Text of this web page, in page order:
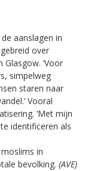
aanslagen in
over
‘Voor
simpelweg
staren naar
Vooral
‘Met mijn
identificeren als
in
bevolking.(AVE)